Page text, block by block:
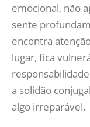
emocional, não
sente
encontra
lugar, fica
a solidão
algo irreparável.